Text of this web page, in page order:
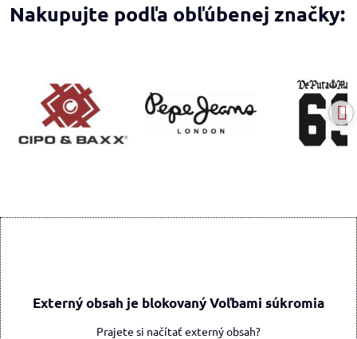
Nakupujte podľa obľúbenej značky:
Externý obsah je blokovaný Voľbami súkromia
Prajete si načítať externý obsah?